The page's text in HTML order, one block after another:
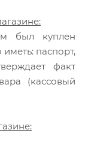
был куплен
паспорт,
факт
(кассовый